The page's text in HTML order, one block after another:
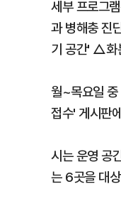
세부 프로그
과 병해충 진
기 공간' △화
월~목요일
접수' 게시판
시는 운영 공
는 6곳을 대